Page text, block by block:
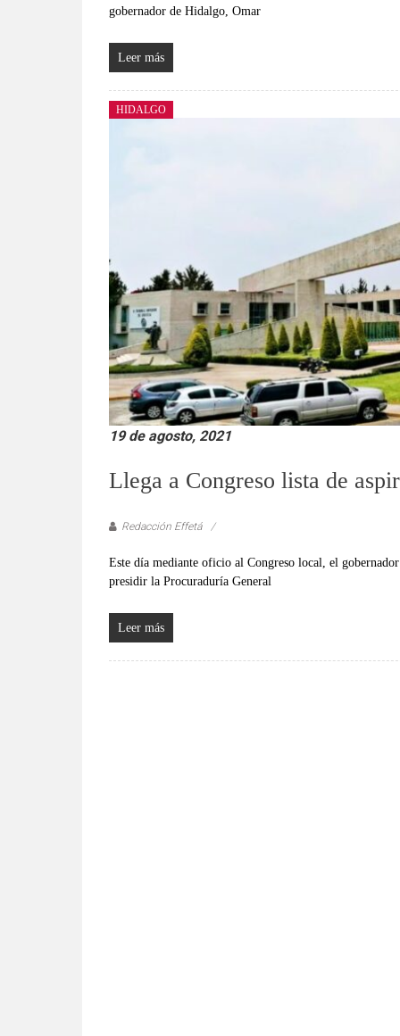
gobernador de Hidalgo, Omar
Leer más
HIDALGO
19 de agosto, 2021
Llega a Congreso lista de
Redacción Effetá
Este día mediante oficio al Congreso local, el
presidir la Procuraduría General
Leer más